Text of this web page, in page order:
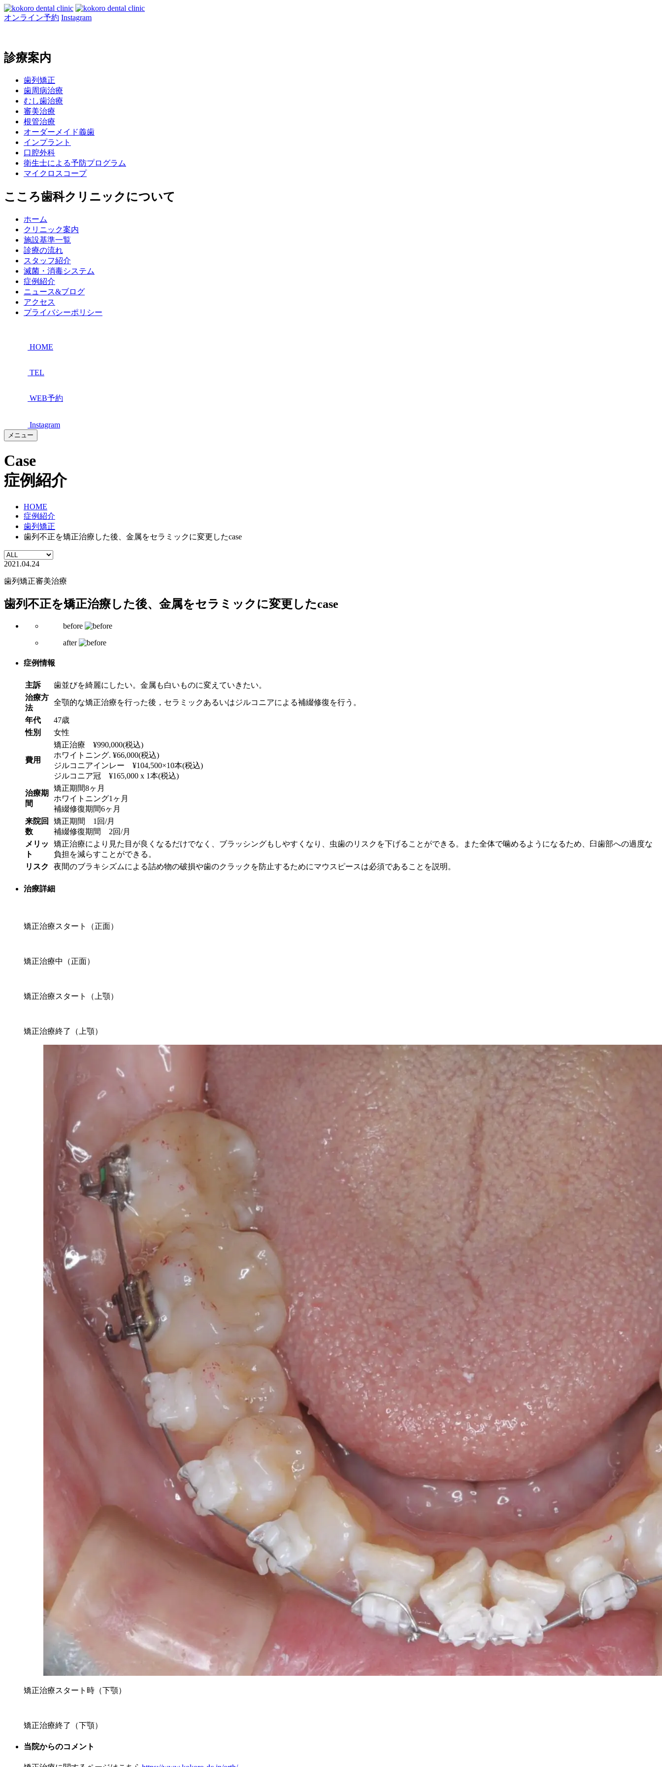
オンライン予約 Instagram
診療案内
歯列矯正
歯周病治療
むし歯治療
審美治療
根管治療
オーダーメイド義歯
インプラント
口腔外科
衛生士による予防プログラム
マイクロスコープ
こころ歯科クリニックについて
ホーム
クリニック案内
施設基準一覧
診療の流れ
スタッフ紹介
滅菌・消毒システム
症例紹介
ニュース&ブログ
アクセス
プライバシーポリシー
HOME
TEL
WEB予約
Instagram
メニュー
Case
症例紹介
HOME
症例紹介
歯列矯正
歯列不正を矯正治療した後、金属をセラミックに変更したcase
2021.04.24
歯列矯正審美治療
歯列不正を矯正治療した後、金属をセラミックに変更したcase
before
after
症例情報
主訴
歯並びを綺麗にしたい。金属も白いものに変えていきたい。
治療方
法
全顎的な矯正治療を行った後，セラミックあるいはジルコニアによる補綴修復を行う。
年代
47歳
性別
女性
費用
矯正治療 ¥990,000(税込)
ホワイトニング. ¥66,000(税込)
ジルコニアインレー ¥104,500×10本(税込)
ジルコニア冠 ¥165,000 x 1本(税込)
治療期
間
矯正期間8ヶ月
ホワイトニング1ヶ月
補綴修復期間6ヶ月
来院回
数
矯正期間 1回/月
補綴修復期間 2回/月
メリッ
ト
矯正治療により見た目が良くなるだけでなく、ブラッシングもしやすくなり、虫歯のリスクを下げることができる。また全体で噛めるようになるため、臼歯部への過度な
負担を減らすことができる。
リスク
夜間のブラキシズムによる詰め物の破損や歯のクラックを防止するためにマウスピースは必須であることを説明。
治療詳細
矯正治療スタート（正面）
矯正治療中（正面）
矯正治療スタート（上顎）
矯正治療終了（上顎）
矯正治療スタート時（下顎）
矯正治療終了（下顎）
当院からのコメント